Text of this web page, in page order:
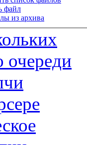
файл
из архива
очереди